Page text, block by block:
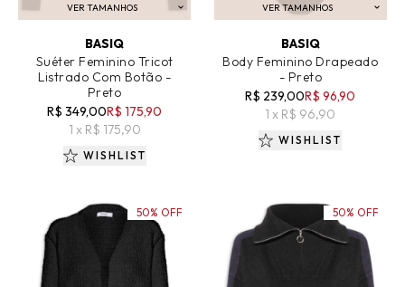
VER TAMANHOS
ADICIONAR AO CARRINHO
BASIQ
Suéter Feminino Tricot
Listrado Com Botão -
Preto
R$ 349,00R$ 175,90
1 x R$ 175,90
WISHLIST
VER TAMANHOS
ADICIONAR AO CARRINHO
BASIQ
Body Feminino Drapeado
- Preto
R$ 239,00R$ 96,90
1 x R$ 96,90
WISHLIST
50% OFF 50% OFF